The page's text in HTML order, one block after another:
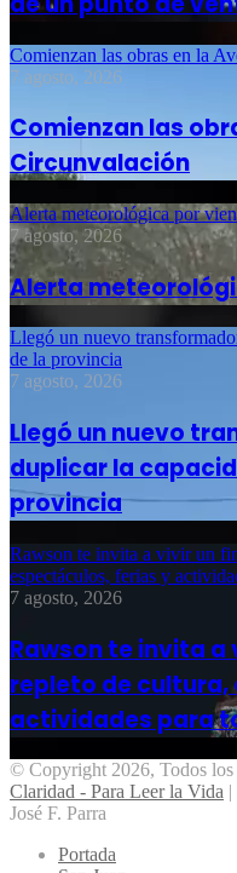
Comienzan las obras en la
7 agosto, 2026
Comienzan las
Circunvalación
Alerta meteorológica por
7 agosto, 2026
Alerta
Llegó un nuevo
de la provincia
7 agosto, 2026
Llegó un nuevo
duplicar la
provincia
Rawson te invita a vivir un
espectáculos, ferias y
7 agosto, 2026
Rawson te invita a
repleto de
actividades para
© Copyright 2026, Todos los
Claridad - Para Leer la Vida
José F. Parra
Portada